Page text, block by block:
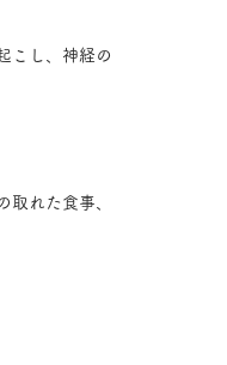
こし、神経の
取れた食事、